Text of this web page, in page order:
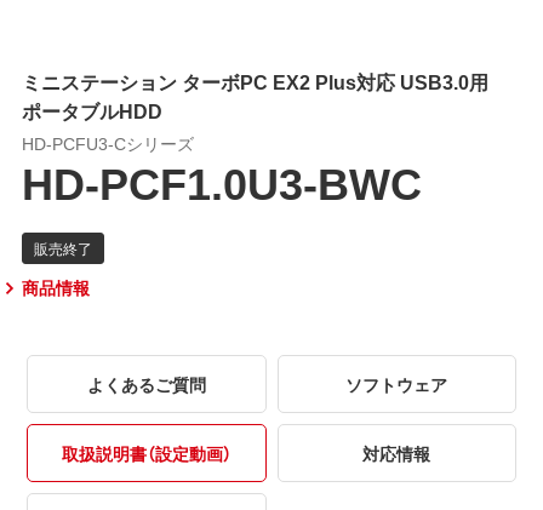
ミニステーション ターボPC EX2 Plus対応 USB3.0用
ポータブルHDD
HD-PCFU3-Cシリーズ
HD-PCF1.0U3-BWC
商品情報
よくあるご質問 ソフトウェア
取扱説明書（設定動画） 対応情報